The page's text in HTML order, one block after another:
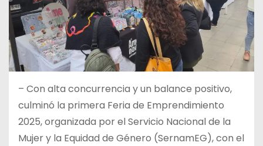
– Con alta concurrencia y un balance positivo,
culminó la primera Feria de Emprendimiento
2025, organizada por el Servicio Nacional de la
Mujer y la Equidad de Género (SernamEG), con el